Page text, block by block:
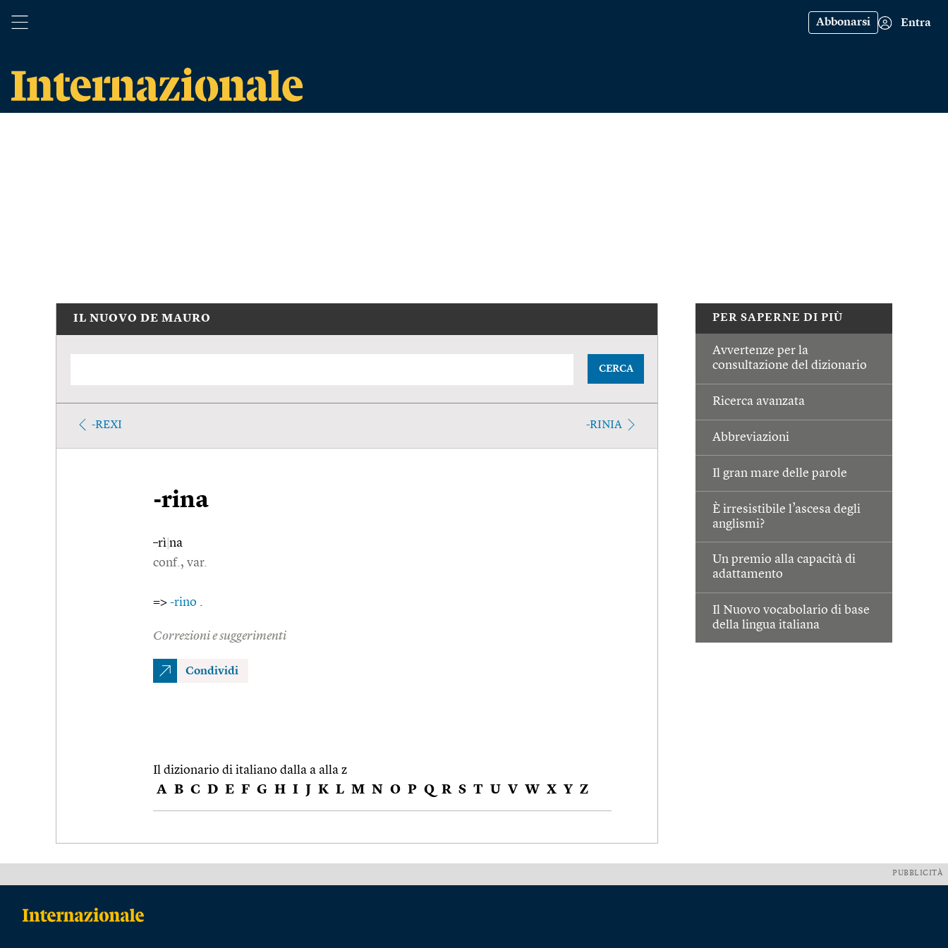
Abbonarsi Entra
PER SAPERNE DI PIÙ
Avvertenze per la
consultazione del dizionario
Ricerca avanzata
Abbreviazioni
Il gran mare delle parole
È irresistibile l’ascesa degli
anglismi?
Un premio alla capacità di
adattamento
Il Nuovo vocabolario di base
della lingua italiana
IL NUOVO DE MAURO
CERCA
-REXI -RINIA
-rina
–rì na
conf., var.
=> -rino .
Correzioni e suggerimenti
Condividi
Il dizionario di italiano dalla a alla z
A B C D E F G H I J K L M N O P Q R S T U V W X Y Z
PUBBLICITÀ